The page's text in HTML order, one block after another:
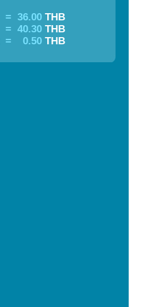
= 36.00 THB
= 40.30 THB
= 0.50 THB